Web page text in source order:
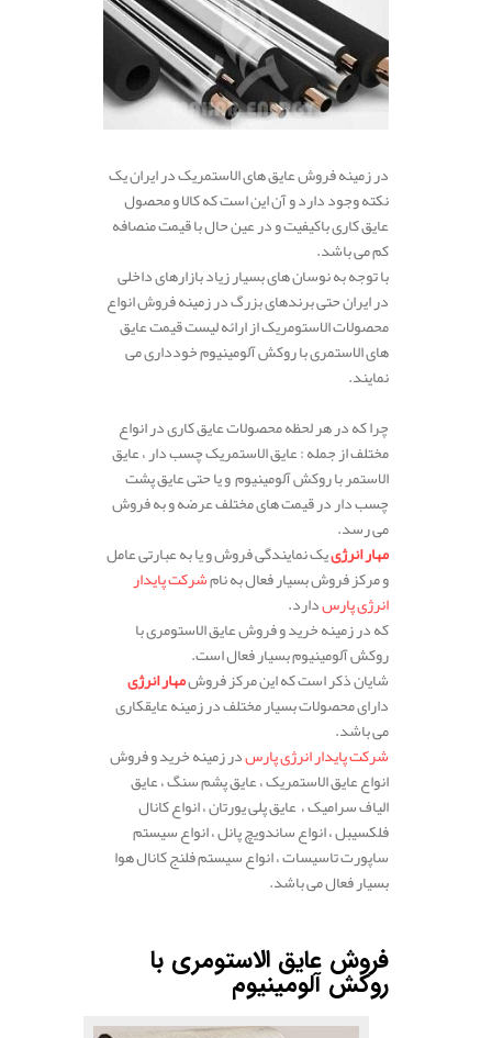
در زمینه فروش عایق های الاستمریک در ایران یک
نکته وجود دارد و آن این است که کالا و محصول
عایق کاری باکیفیت و در عین حال با قیمت منصافه
کم می باشد.
با توجه به نوسان های بسیار زیاد بازارهای داخلی
در ایران حتی برندهای بزرگ در زمینه فروش انواع
محصولات الاستومریک از ارائه لیست قیمت عایق
های الاستمری با روکش آلومینیوم خودداری می
نمایند.
چرا که در هر لحظه محصولات عایق کاری در انواع
مختلف از جمله : عایق الاستمریک چسب دار ، عایق
الاستمر با روکش آلومینیوم و یا حتی عایق پشت
چسب دار در قیمت های مختلف عرضه و به فروش
می رسد.
مهار انرژییک نمایندگی فروش و یا به عبارتی عامل
و مرکز فروش بسیار فعال به نامشرکت پایدار
انرژی پارسدارد.
که در زمینه خرید و فروش عایق الاستومری با
روکش آلومینیوم بسیار فعال است.
شایان ذکر است که این مرکز فروشمهار انرژی
دارای محصولات بسیار مختلف در زمینه عایقکاری
می باشد.
شرکت پایدار انرژی پارسدر زمینه خرید و فروش
انواع عایق الاستمریک ، عایق پشم سنگ ، عایق
الیاف سرامیک ، عایق پلی یورتان ، انواع کانال
فلکسیبل ، انواع ساندویچ پانل ، انواع سیستم
ساپورت تاسیسات ، انواع سیستم فلنج کانال هوا
بسیار فعال می باشد.
فروش عایق الاستومری با
روکش آلومینیوم